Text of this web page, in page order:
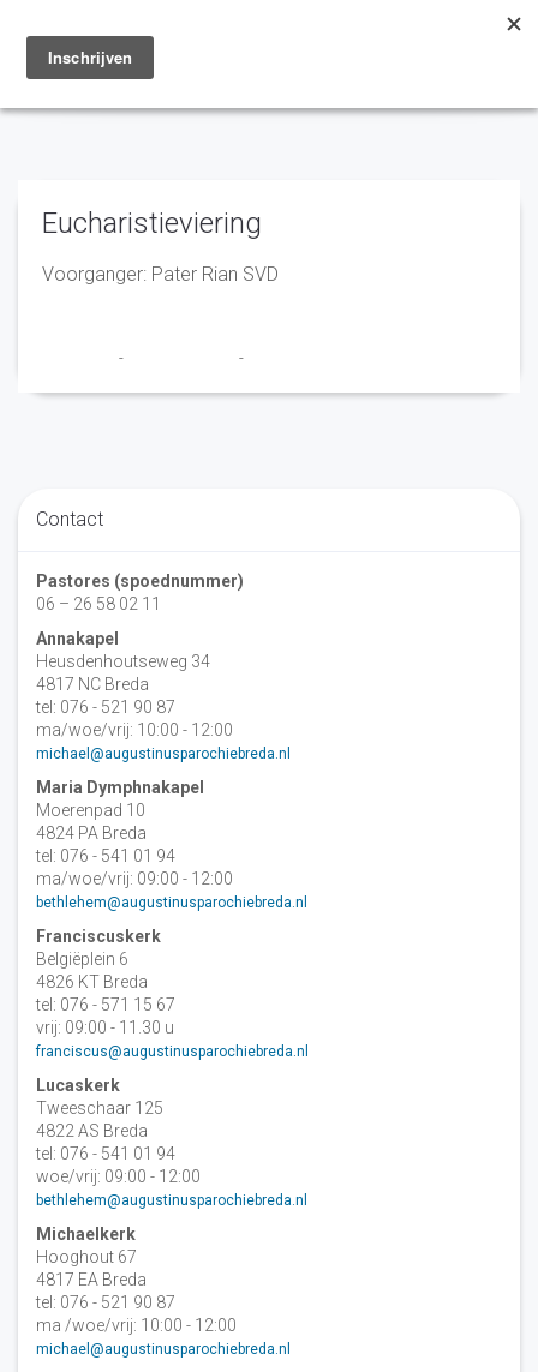
Toggle
navigation
Eucharistieviering
Voorganger: Pater Rian SVD
- -
Contact
Pastores (spoednummer)
06 – 26 58 02 11
Annakapel
Heusdenhoutseweg 34
4817 NC Breda
tel: 076 - 521 90 87
ma/woe/vrij: 10:00 - 12:00
michael@augustinusparochiebreda.nl
Maria Dymphnakapel
Moerenpad 10
4824 PA Breda
tel: 076 - 541 01 94
ma/woe/vrij: 09:00 - 12:00
bethlehem@augustinusparochiebreda.nl
Franciscuskerk
Belgiëplein 6
4826 KT Breda
tel: 076 - 571 15 67
vrij: 09:00 - 11.30 u
franciscus@augustinusparochiebreda.nl
Lucaskerk
Tweeschaar 125
4822 AS Breda
tel: 076 - 541 01 94
woe/vrij: 09:00 - 12:00
bethlehem@augustinusparochiebreda.nl
Michaelkerk
Hooghout 67
4817 EA Breda
tel: 076 - 521 90 87
ma /woe/vrij: 10:00 - 12:00
michael@augustinusparochiebreda.nl